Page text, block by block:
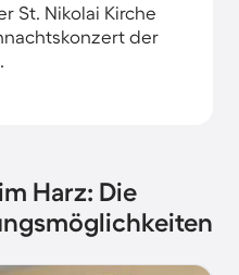
St. Nikolai Kirche
der
Harz: Die